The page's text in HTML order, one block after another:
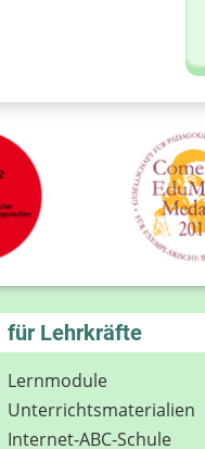
für Lehrkräfte
Lernmodule
Unterrichts­materialien
Internet-ABC-Schule